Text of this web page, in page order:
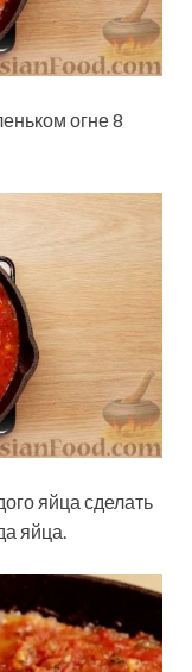
огне 8
яйца сделать
яйца.